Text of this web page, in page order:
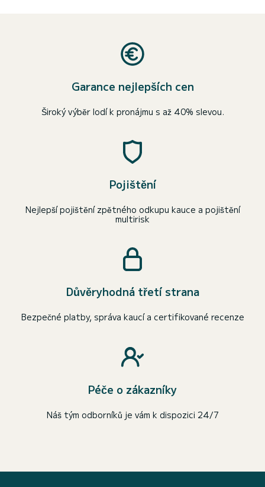
Garance nejlepších cen
Široký výběr lodí k pronájmu s až 40% slevou.
Pojištění
Nejlepší pojištění zpětného odkupu kauce a pojištění
multirisk
Důvěryhodná třetí strana
Bezpečné platby, správa kaucí a certifikované recenze
Péče o zákazníky
Náš tým odborníků je vám k dispozici 24/7